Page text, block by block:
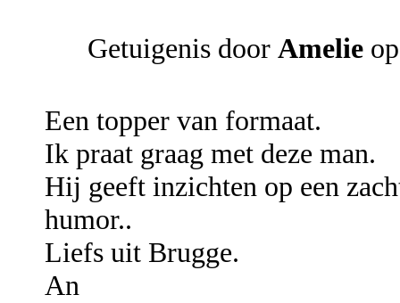
Getuigenis door Amelie
Een topper van formaat.
Ik praat graag met deze man.
Hij geeft inzichten op een
humor..
Liefs uit Brugge.
An